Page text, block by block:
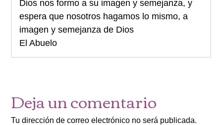
Dios nos formo a su imagen y semejanza, y
espera que nosotros hagamos lo mismo, a
imagen y semejanza de Dios
El Abuelo
Deja un comentario
Tu dirección de correo electrónico no será publicada.